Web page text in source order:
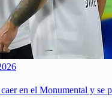
en el Monumental y se